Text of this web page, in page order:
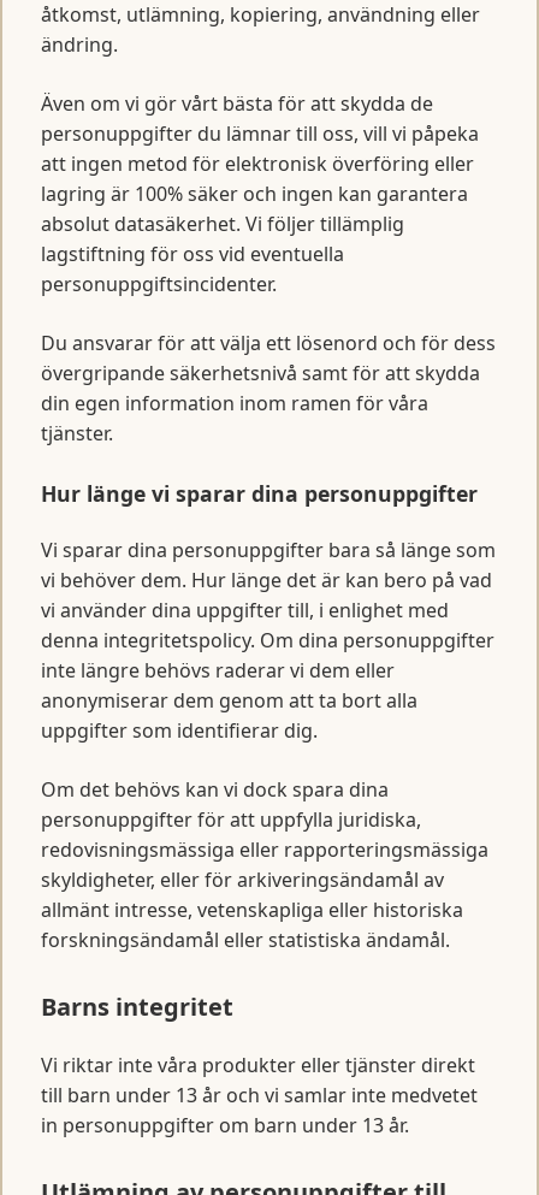
åtkomst, utlämning, kopiering, användning eller
ändring.
Även om vi gör vårt bästa för att skydda de
personuppgifter du lämnar till oss, vill vi påpeka
att ingen metod för elektronisk överföring eller
lagring är 100% säker och ingen kan garantera
absolut datasäkerhet. Vi följer tillämplig
lagstiftning för oss vid eventuella
personuppgiftsincidenter.
Du ansvarar för att välja ett lösenord och för dess
övergripande säkerhetsnivå samt för att skydda
din egen information inom ramen för våra
tjänster.
Hur länge vi sparar dina personuppgifter
Vi sparar dina personuppgifter bara så länge som
vi behöver dem. Hur länge det är kan bero på vad
vi använder dina uppgifter till, i enlighet med
denna integritetspolicy. Om dina personuppgifter
inte längre behövs raderar vi dem eller
anonymiserar dem genom att ta bort alla
uppgifter som identifierar dig.
Om det behövs kan vi dock spara dina
personuppgifter för att uppfylla juridiska,
redovisningsmässiga eller rapporteringsmässiga
skyldigheter, eller för arkiveringsändamål av
allmänt intresse, vetenskapliga eller historiska
forskningsändamål eller statistiska ändamål.
Barns integritet
Vi riktar inte våra produkter eller tjänster direkt
till barn under 13 år och vi samlar inte medvetet
in personuppgifter om barn under 13 år.